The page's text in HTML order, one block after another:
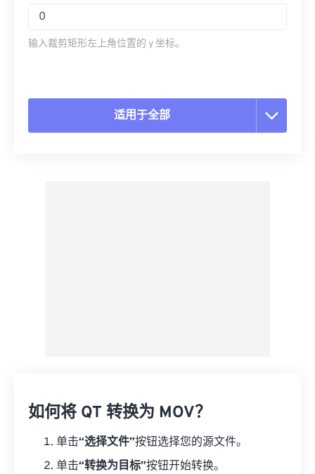
输入裁剪矩形左上角位置的 y 坐标。
适用于全部
如何将 QT 转换为 MOV？
单击“选择文件”按钮选择您的源文件。
单击“转换为目标”按钮开始转换。